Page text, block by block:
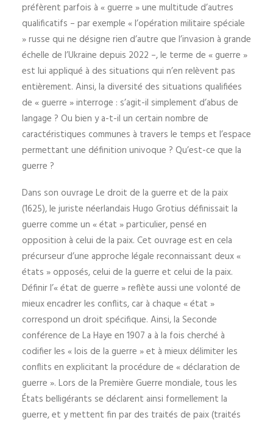
préfèrent parfois à « guerre » une multitude d’autres
qualificatifs – par exemple « l’opération militaire spéciale
» russe qui ne désigne rien d’autre que l’invasion à grande
échelle de l’Ukraine depuis 2022 –, le terme de « guerre »
est lui appliqué à des situations qui n’en relèvent pas
entièrement. Ainsi, la diversité des situations qualifiées
de « guerre » interroge : s’agit-il simplement d’abus de
langage ? Ou bien y a-t-il un certain nombre de
caractéristiques communes à travers le temps et l’espace
permettant une définition univoque ? Qu’est-ce que la
guerre ?
Dans son ouvrage Le droit de la guerre et de la paix
(1625), le juriste néerlandais Hugo Grotius définissait la
guerre comme un « état » particulier, pensé en
opposition à celui de la paix. Cet ouvrage est en cela
précurseur d’une approche légale reconnaissant deux «
états » opposés, celui de la guerre et celui de la paix.
Définir l’« état de guerre » reflète aussi une volonté de
mieux encadrer les conflits, car à chaque « état »
correspond un droit spécifique. Ainsi, la Seconde
conférence de La Haye en 1907 a à la fois cherché à
codifier les « lois de la guerre » et à mieux délimiter les
conflits en explicitant la procédure de « déclaration de
guerre ». Lors de la Première Guerre mondiale, tous les
États belligérants se déclarent ainsi formellement la
guerre, et y mettent fin par des traités de paix (traités